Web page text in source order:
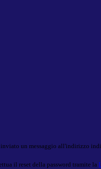
inviato un messaggio all'indirizzo
il reset della password tramite la